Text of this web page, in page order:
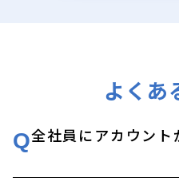
よくあ
Q全社員にアカウント